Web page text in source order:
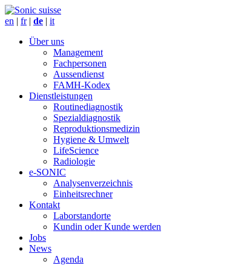
en | fr| de | it
Über uns
Management
Fachpersonen
Aussendienst
FAMH-Kodex
Dienstleistungen
Routinediagnostik
Spezialdiagnostik
Reproduktionsmedizin
Hygiene & Umwelt
LifeScience
Radiologie
e-SONIC
Analysenverzeichnis
Einheitsrechner
Kontakt
Laborstandorte
Kundin oder Kunde werden
Jobs
News
Agenda